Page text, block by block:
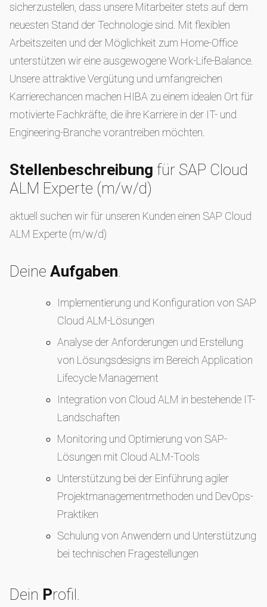
sicherzustellen, dass unsere Mitarbeiter stets auf dem
neuesten Stand der Technologie sind. Mit flexiblen
Arbeitszeiten und der Möglichkeit zum Home-Office
unterstützen wir eine ausgewogene Work-Life-Balance.
Unsere attraktive Vergütung und umfangreichen
Karrierechancen machen HIBA zu einem idealen Ort für
motivierte Fachkräfte, die ihre Karriere in der IT- und
Engineering-Branche vorantreiben möchten.
Stellenbeschreibung für SAP Cloud
ALM Experte (m/w/d)
aktuell suchen wir für unseren Kunden einen SAP Cloud
ALM Experte (m/w/d)
Deine Aufgaben.
Implementierung und Konfiguration von SAP
Cloud ALM-Lösungen
Analyse der Anforderungen und Erstellung
von Lösungsdesigns im Bereich Application
Lifecycle Management
Integration von Cloud ALM in bestehende IT-
Landschaften
Monitoring und Optimierung von SAP-
Lösungen mit Cloud ALM-Tools
Unterstützung bei der Einführung agiler
Projektmanagementmethoden und DevOps-
Praktiken
Schulung von Anwendern und Unterstützung
bei technischen Fragestellungen
Dein Profil.